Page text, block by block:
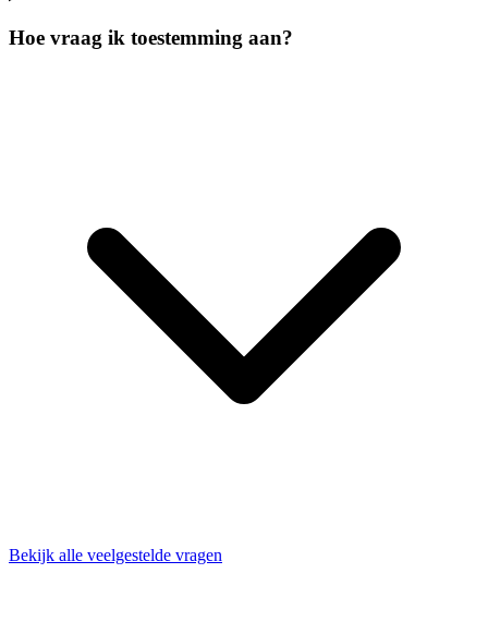
Hoe vraag ik toestemming aan?
Bekijk alle veelgestelde vragen